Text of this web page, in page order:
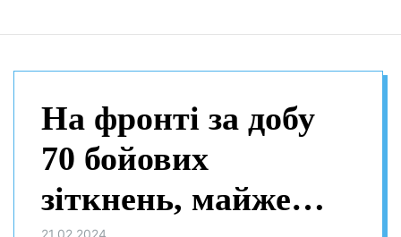
На фронті за добу
70 бойових
зіткнень, майже
21.02.2024